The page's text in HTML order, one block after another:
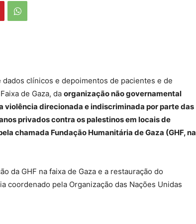
clínicos e depoimentos de pacientes e de
de Gaza, da organização não governamental
violência direcionada e indiscriminada por parte das
privados contra os palestinos em locais de
chamada Fundação Humanitária de Gaza (GHF, na
da GHF na faixa de Gaza e a restauração do
coordenado pela Organização das Nações Unidas